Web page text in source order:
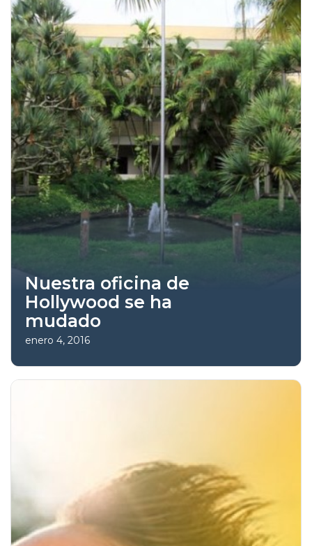
Nuestra oficina de
Hollywood se ha
mudado
enero 4, 2016